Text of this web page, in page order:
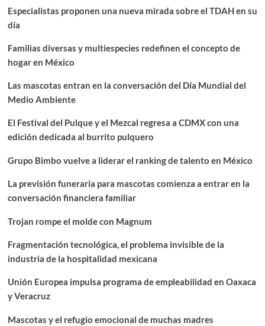
Especialistas proponen una nueva mirada sobre el TDAH en su
día
Familias diversas y multiespecies redefinen el concepto de
hogar en México
Las mascotas entran en la conversación del Día Mundial del
Medio Ambiente
El Festival del Pulque y el Mezcal regresa a CDMX con una
edición dedicada al burrito pulquero
Grupo Bimbo vuelve a liderar el ranking de talento en México
La previsión funeraria para mascotas comienza a entrar en la
conversación financiera familiar
Trojan rompe el molde con Magnum
Fragmentación tecnológica, el problema invisible de la
industria de la hospitalidad mexicana
Unión Europea impulsa programa de empleabilidad en Oaxaca
y Veracruz
Mascotas y el refugio emocional de muchas madres